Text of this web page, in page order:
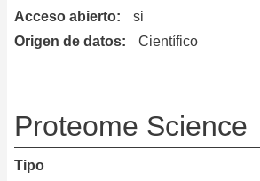
Acceso abierto
si
Origen de datos
Científico
Proteome Science
Tipo